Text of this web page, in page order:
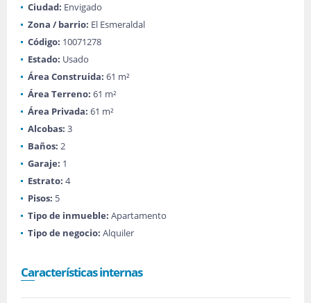
Ciudad: Envigado
Zona / barrio: El Esmeraldal
Código: 10071278
Estado: Usado
Área Construida: 61 m²
Área Terreno: 61 m²
Área Privada: 61 m²
Alcobas: 3
Baños: 2
Garaje: 1
Estrato: 4
Pisos: 5
Tipo de inmueble: Apartamento
Tipo de negocio: Alquiler
Características internas